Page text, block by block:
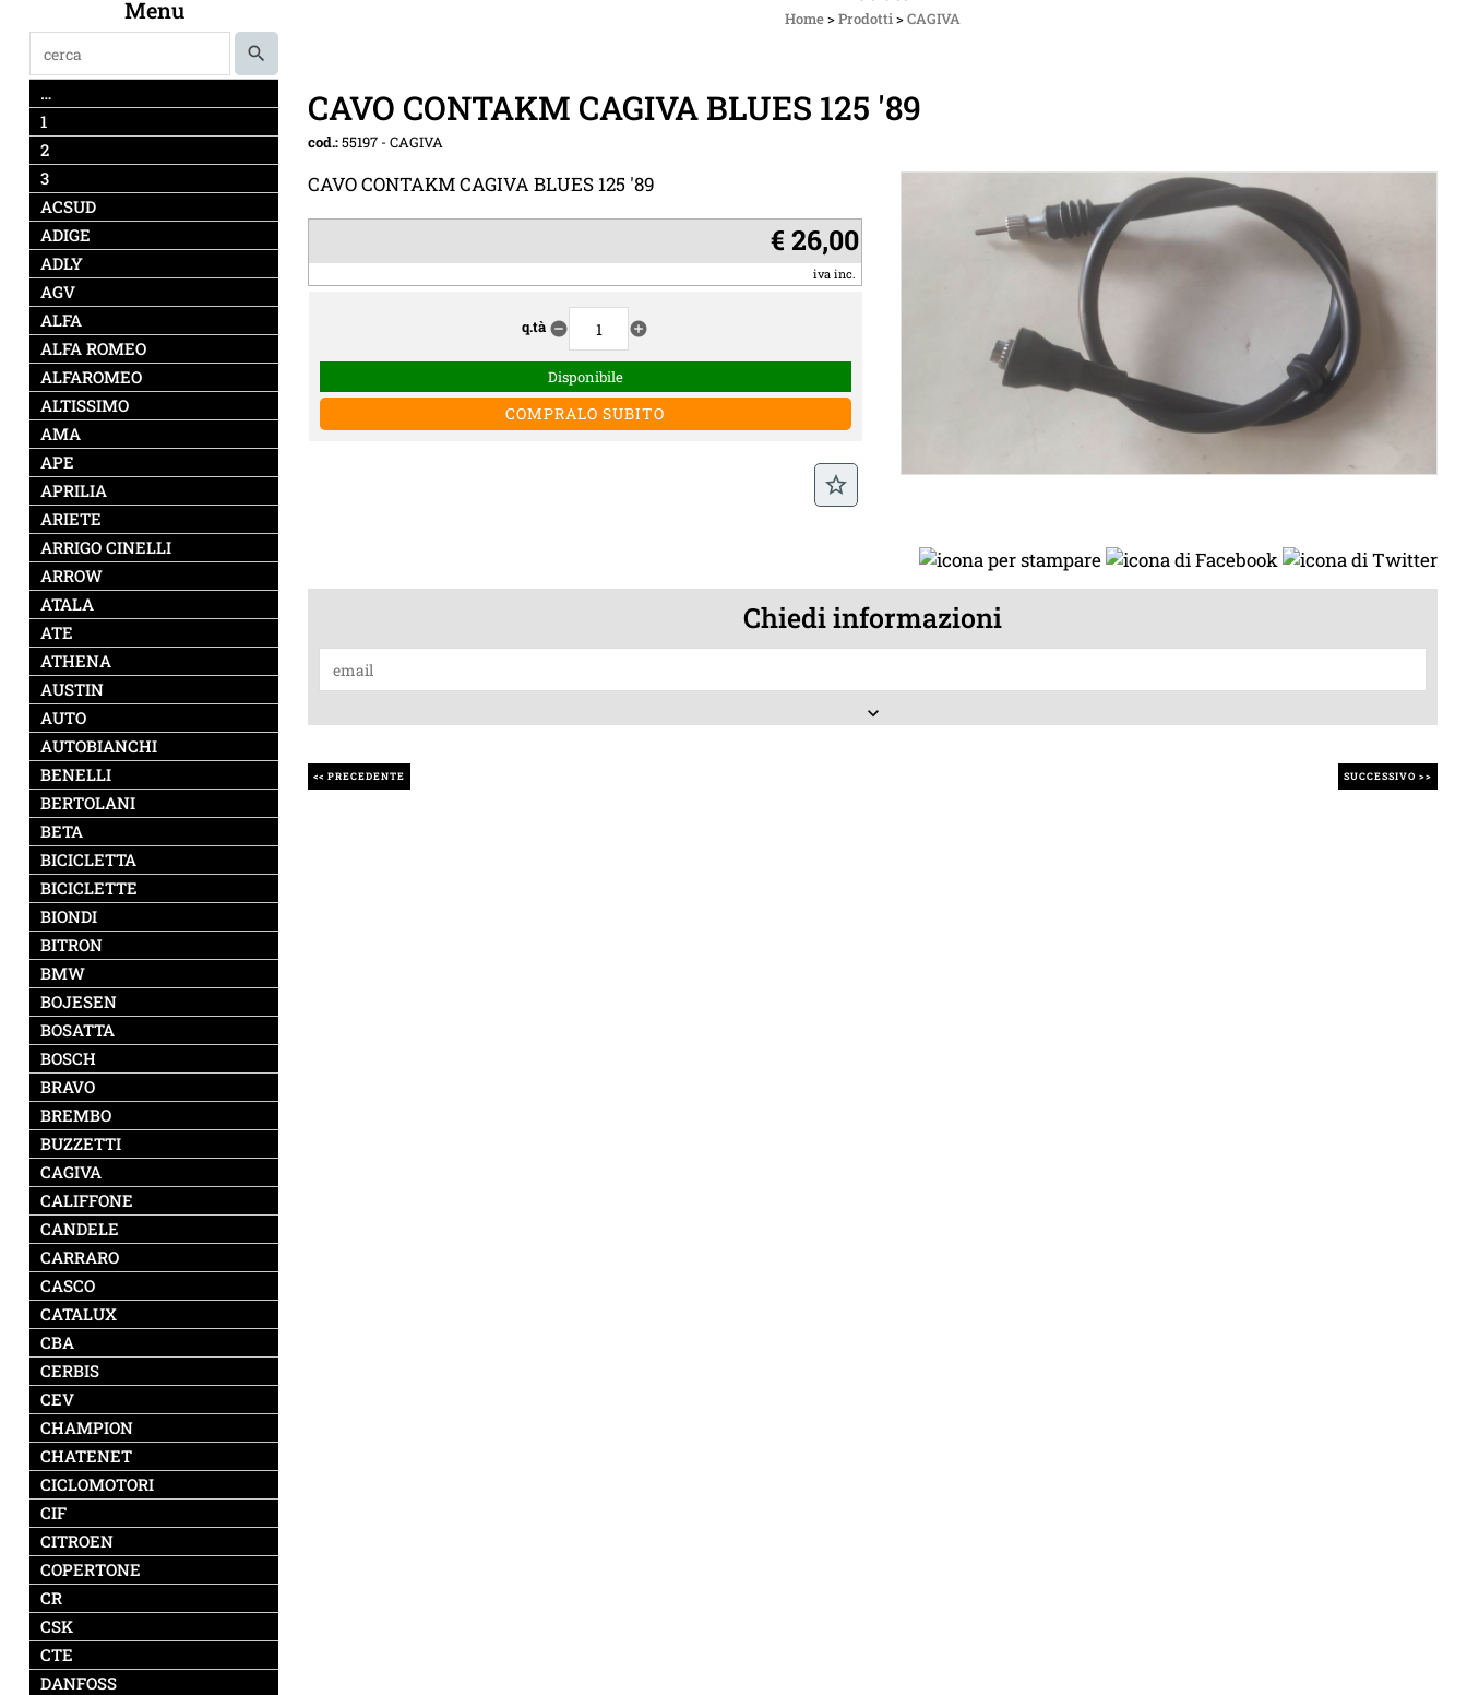
Menu
…
1
2
3
ACSUD
ADIGE
ADLY
AGV
ALFA
ALFA ROMEO
ALFAROMEO
ALTISSIMO
AMA
APE
APRILIA
ARIETE
ARRIGO CINELLI
ARROW
ATALA
ATE
ATHENA
AUSTIN
AUTO
AUTOBIANCHI
BENELLI
BERTOLANI
BETA
BICICLETTA
BICICLETTE
BIONDI
BITRON
BMW
BOJESEN
BOSATTA
BOSCH
BRAVO
BREMBO
BUZZETTI
CAGIVA
CALIFFONE
CANDELE
CARRARO
CASCO
CATALUX
CBA
CERBIS
CEV
CHAMPION
CHATENET
CICLOMOTORI
CIF
CITROEN
COPERTONE
CR
CSK
CTE
DANFOSS
Home>Prodotti>CAGIVA
CAVO CONTAKM CAGIVA BLUES 125 '89
cod.:55197 -CAGIVA
CAVO CONTAKM CAGIVA BLUES 125 '89
€ 26,00
iva inc.
q.tà remove_circle add_circle
Disponibile
star_border
Chiedi informazioni
keyboard_arrow_down
<< PRECEDENTE SUCCESSIVO >>